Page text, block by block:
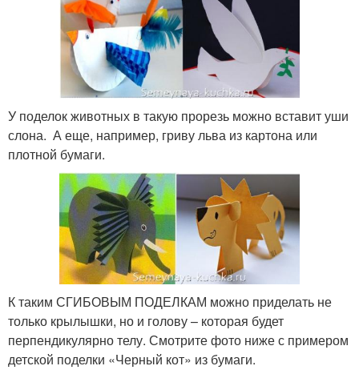
У поделок животных в такую прорезь можно вставит уши
слона. А еще, например, гриву льва из картона или
плотной бумаги.
К таким СГИБОВЫМ ПОДЕЛКАМ можно приделать не
только крылышки, но и голову – которая будет
перпендикулярно телу. Смотрите фото ниже с примером
детской поделки «Черный кот» из бумаги.